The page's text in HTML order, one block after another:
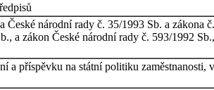
národní rady č. 35/1993 Sb. a zákona
a zákon České národní rady č. 593/1992
a příspěvku na státní politiku zaměstnanosti,